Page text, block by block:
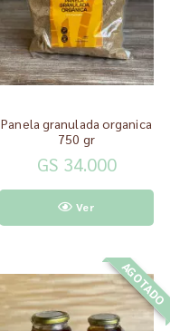
Panela granulada organica
750 gr
GS 34.000
Ver
AGOTADO